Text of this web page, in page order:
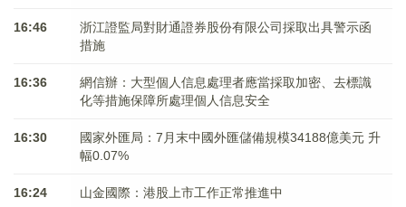
16:46
浙江證監局對財通證券股份有限公司採取出具警示函
措施
16:36
網信辦：大型個人信息處理者應當採取加密、去標識
化等措施保障所處理個人信息安全
16:30
國家外匯局：7月末中國外匯儲備規模34188億美元 升
幅0.07%
16:24 山金國際：港股上市工作正常推進中